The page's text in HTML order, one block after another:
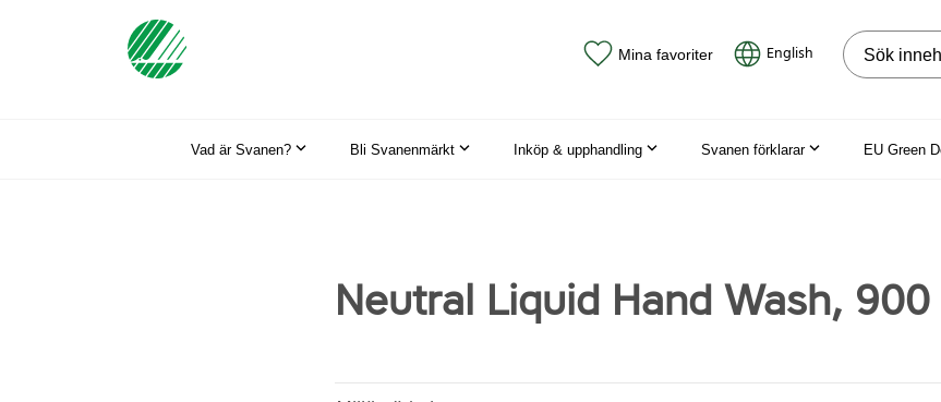
Mina favoriter English Sök på
Vad är Svanen? Bli Svanenmärkt Inköp & upphandling Svanen förklarar EU Green
Neutral Liquid Hand Wash,